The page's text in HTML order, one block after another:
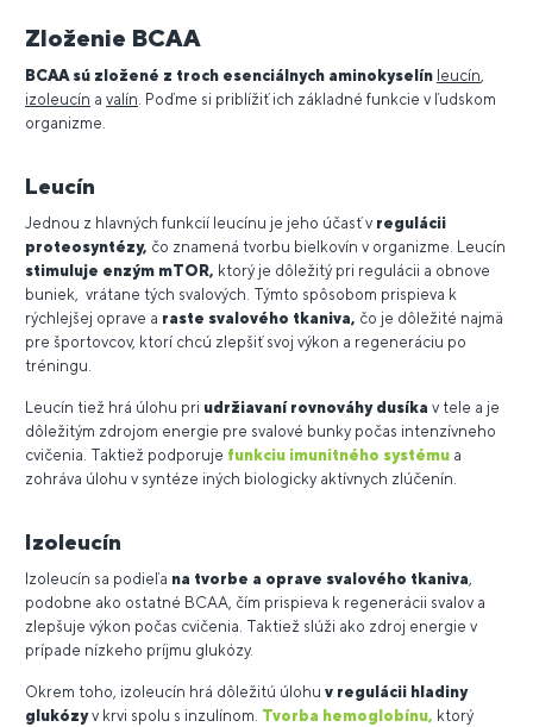
Zloženie BCAA
BCAA sú zložené z troch esenciálnych aminokyselín leucín
izoleucín a valín . Poďme si priblížiť ich základné funkcie v ľudskom
organizme.
Leucín
Jednou z hlavných funkcií leucínu je jeho účasť v regulácii
proteosyntézy, čo znamená tvorbu bielkovín v organizme. Leucín
stimuluje enzým mTOR, ktorý je dôležitý pri regulácii a obnove
buniek, vrátane tých svalových. Týmto spôsobom prispieva k
rýchlejšej oprave a raste svalového tkaniva, čo je dôležité najmä
pre športovcov, ktorí chcú zlepšiť svoj výkon a regeneráciu po
tréningu.
Leucín tiež hrá úlohu pri udržiavaní rovnováhy dusíka v tele a je
dôležitým zdrojom energie pre svalové bunky počas intenzívneho
cvičenia. Taktiež podporuje funkciu imunitného systému a
zohráva úlohu v syntéze iných biologicky aktívnych zlúčenín.
Izoleucín
zoleucín sa podieľa na tvorbe a oprave svalového tkaniva
podobne ako ostatné BCAA, čím prispieva k regenerácii svalov a
zlepšuje výkon počas cvičenia. Taktiež slúži ako zdroj energie v
prípade nízkeho príjmu glukózy.
Okrem toho, izoleucín hrá dôležitú úlohu v regulácii hladiny
glukózyv krvi spolu s inzulínom. Tvorba hemoglobínu, ktorý